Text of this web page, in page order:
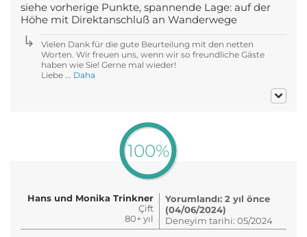
siehe vorherige Punkte, spannende Lage: auf der
Höhe mit Direktanschluß an Wanderwege
Vielen Dank für die gute Beurteilung mit den netten
Worten. Wir freuen uns, wenn wir so freundliche Gäste
haben wie Sie! Gerne mal wieder!
Liebe ... Daha
100%
Hans und Monika Trinkner
Çift
80+ yıl
Yorumlandı: 2 yıl önce
(04/06/2024)
Deneyim tarihi: 05/2024